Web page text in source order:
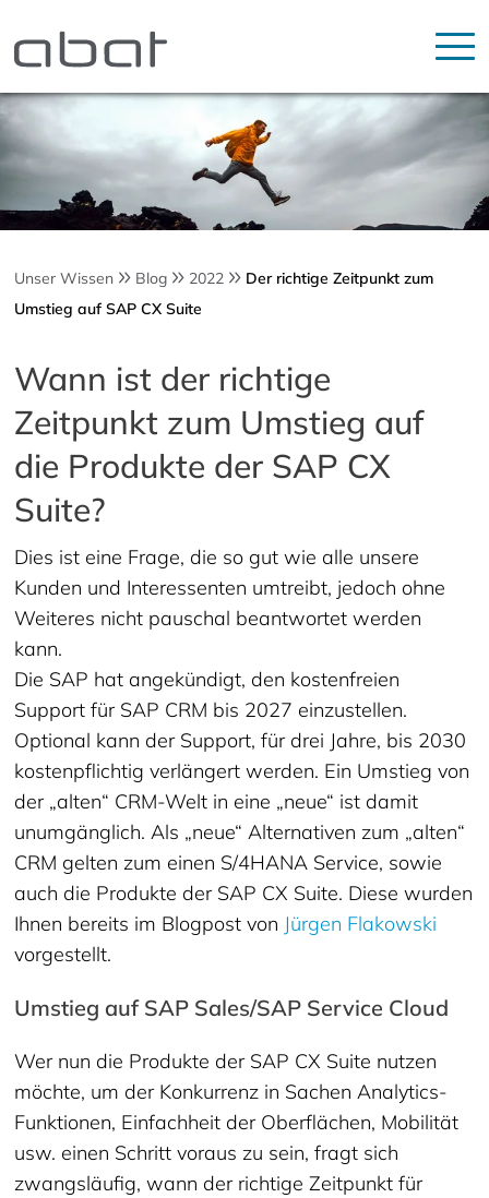
Unser Wissen Blog 2022
Der richtige Zeitpunkt zum
Umstieg auf SAP CX Suite
Wann ist der richtige
Zeitpunkt zum Umstieg auf
die Produkte der SAP CX
Suite?
Dies ist eine Frage, die so gut wie alle unsere
Kunden und Interessenten umtreibt, jedoch ohne
Weiteres nicht pauschal beantwortet werden
kann.
Die SAP hat angekündigt, den kostenfreien
Support für SAP CRM bis 2027 einzustellen.
Optional kann der Support, für drei Jahre, bis 2030
kostenpflichtig verlängert werden. Ein Umstieg von
der „alten“ CRM-Welt in eine „neue“ ist damit
unumgänglich. Als „neue“ Alternativen zum „alten“
CRM gelten zum einen S/4HANA Service, sowie
auch die Produkte der SAP CX Suite. Diese wurden
Ihnen bereits im Blogpost von Jürgen Flakowski
vorgestellt.
Umstieg auf SAP Sales/SAP Service Cloud
Wer nun die Produkte der SAP CX Suite nutzen
möchte, um der Konkurrenz in Sachen Analytics-
Funktionen, Einfachheit der Oberflächen, Mobilität
usw. einen Schritt voraus zu sein, fragt sich
zwangsläufig, wann der richtige Zeitpunkt für